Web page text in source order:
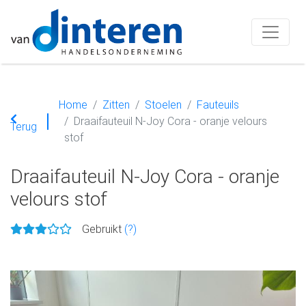
Terug
Home Zitten Stoelen
Fauteuils
Draaifauteuil N-Joy Cora - oranje velours
stof
Draaifauteuil N-Joy Cora - oranje
velours stof
Gebruikt (?)